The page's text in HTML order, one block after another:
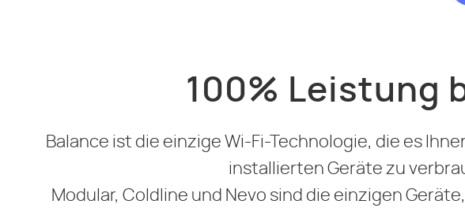
100% Leistung
Balance ist die einzige Wi-Fi-Technologie, die es
installierten Geräte zu
Modular, Coldline und Nevo sind die einzigen